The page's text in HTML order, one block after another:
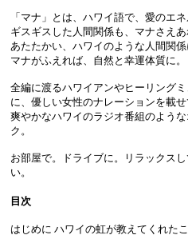
「マナ」とは、ハワイ語で、愛のエネ
ギスギスした人間関係も、マナさえ
あたたかい、ハワイのような人間関係
マナがふえれば、自然と幸運体質に。
全編に渡るハワイアンやヒーリング
に、優しい女性のナレーションを載せ
爽やかなハワイのラジオ番組のよう
ク。
お部屋で。ドライブに。リラックス
い。
目次
はじめに ハワイの虹が教えてくれた